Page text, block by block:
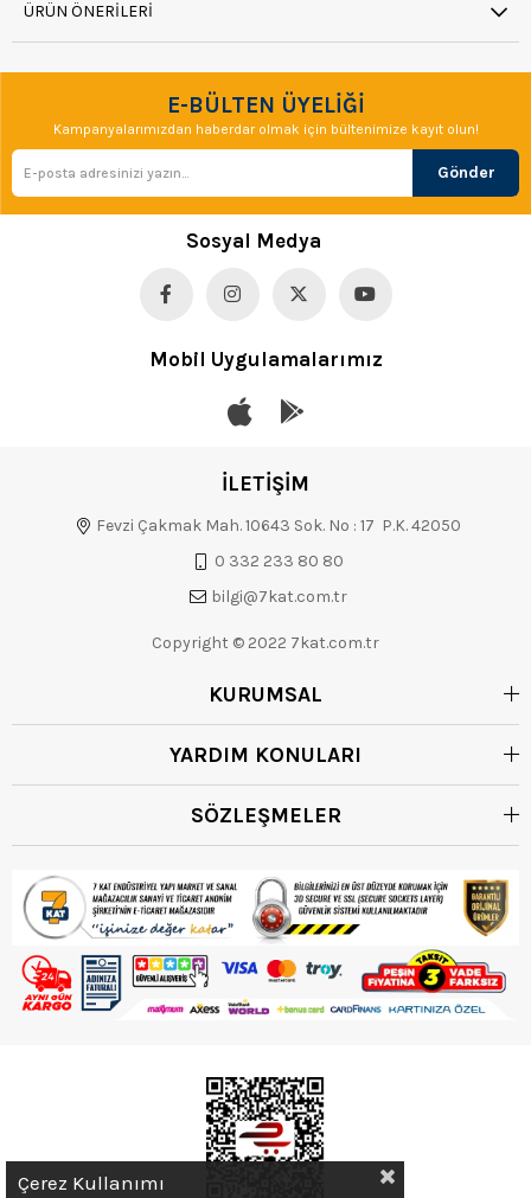
ÜRÜN ÖNERILERI
E-BÜLTEN ÜYELİĞİ
Kampanyalarımızdan haberdar olmak için bültenimize kayıt olun!
Gönder
Sosyal Medya
Mobil Uygulamalarımız
İLETİŞİM
Fevzi Çakmak Mah. 10643 Sok. No : 17 P.K. 42050
0 332 233 80 80
bilgi@7kat.com.tr
Copyright © 2022 7kat.com.tr
KURUMSAL
YARDIM KONULARI
SÖZLEŞMELER
Çerez Kullanımı